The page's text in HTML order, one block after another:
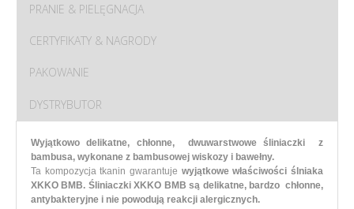
PRANIE & PIELĘGNACJA
CERTYFIKATY & NAGRODY
PAKOWANIE
DYSTRYBUTOR
Wyjątkowo delikatne, chłonne, dwuwarstwowe śliniaczki z
bambusa, wykonane z bambusowej wiskozy i bawełny.
Ta kompozycja tkanin gwarantuje wyjątkowe właściwości ślniaka
XKKO BMB. Śliniaczki XKKO BMB są delikatne, bardzo chłonne,
antybakteryjne i nie powodują reakcji alergicznych.